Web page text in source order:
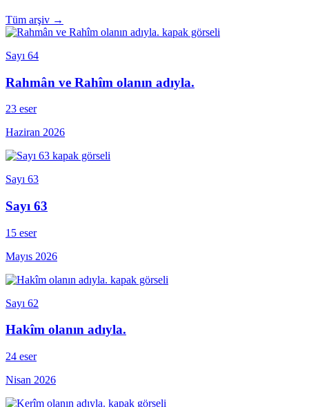
Tüm arşiv →
Sayı 64
Rahmân ve Rahîm olanın adıyla.
23 eser
Haziran 2026
Sayı 63
Sayı 63
15 eser
Mayıs 2026
Sayı 62
Hakîm olanın adıyla.
24 eser
Nisan 2026